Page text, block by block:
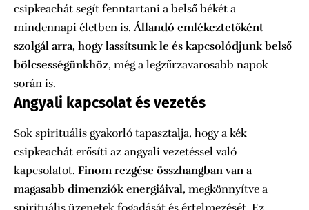
csipkeachát segít fenntartani a belső békét a
mindennapi életben is. Állandó emlékeztetőként
szolgál arra, hogy lassítsunk le és kapcsolódjunk belső
bölcsességünkhöz, még a legzűrzavarosabb napok
során is.
Angyali kapcsolat és vezetés
Sok spirituális gyakorló tapasztalja, hogy a kék
csipkeachát erősíti az angyali vezetéssel való
kapcsolatot. Finom rezgése összhangban van a
magasabb dimenziók energiáival, megkönnyítve a